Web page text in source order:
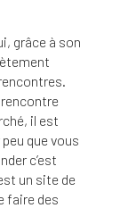
grâce à son
rencontre
il est
que vous
c’est
un site de
faire des